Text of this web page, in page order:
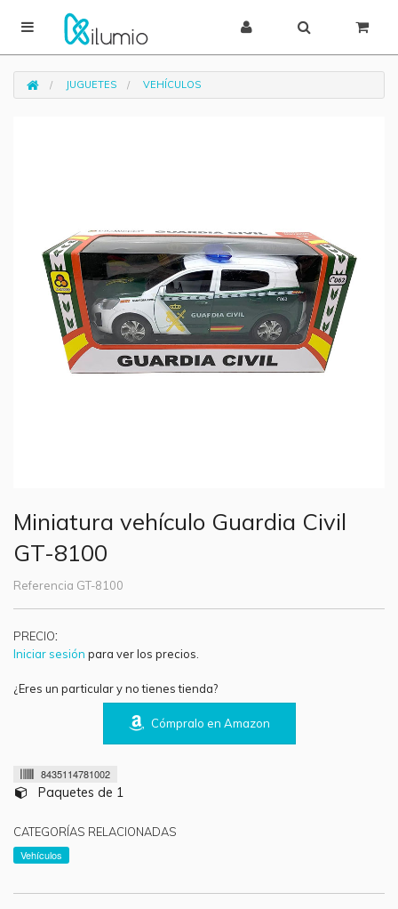
JUGUETES VEHÍCULOS
Miniatura vehículo Guardia Civil
GT-8100
Referencia GT-8100
PRECIO:
Iniciar sesión para ver los precios.
¿Eres un particular y no tienes tienda?
Cómpralo en Amazon
8435114781002
Paquetes de 1
CATEGORÍAS RELACIONADAS
Vehículos